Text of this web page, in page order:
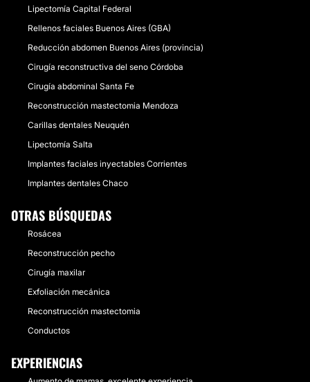
Lipectomía Capital Federal
Rellenos faciales Buenos Aires (GBA)
Reducción abdomen Buenos Aires (provincia)
Cirugía reconstructiva del seno Córdoba
Cirugía abdominal Santa Fe
Reconstrucción mastectomia Mendoza
Carillas dentales Neuquén
Lipectomía Salta
Implantes faciales inyectables Corrientes
Implantes dentales Chaco
OTRAS BÚSQUEDAS
Rosácea
Reconstrucción pecho
Cirugía maxilar
Exfoliación mecánica
Reconstrucción mastectomia
Conductos
EXPERIENCIAS